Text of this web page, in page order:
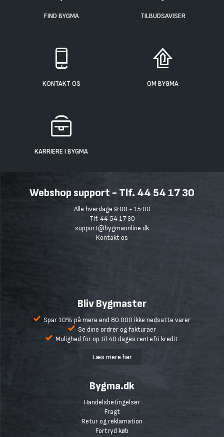
FIND BYGMA TILBUDSAVISER
KONTAKT OS OM BYGMA
KARRIERE I BYGMA
Webshop support - Tlf. 44 54 17 30
Alle hverdage 9:00 - 15:00
Tlf. 44 54 17 30
support@bygmaonline.dk
Kontakt os
Bliv Bygmaster
Spar 10% på mere end 80.000 ikke nedsatte varer
Se dine ordrer og fakturaer
Mulighed for op til 40 dages rentefri kredit
Læs mere her
Bygma.dk
Handelsbetingelser
Fragt
Retur og reklamation
Fortryd køb